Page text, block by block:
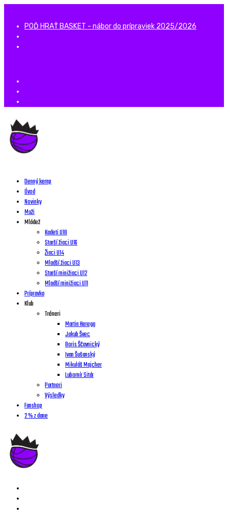
POĎ HRAŤ BASKET - nábor do prípraviek 2025/2026
Denný kemp
Úvod
Novinky
Muži
Mládež
Kadeti U18
Starší žiaci U16
Žiaci U14
Mladší žiaci U13
Starší minižiaci U12
Mladší minižiaci U11
Prípravka
Klub
Tréneri
Martin Herega
Jakub Švec
Boris Ščavnický
Ivan Šušanský
Mikuláš Majcher
Lubomír Sitár
Partneri
Výsledky
Fanshop
2 % z dane